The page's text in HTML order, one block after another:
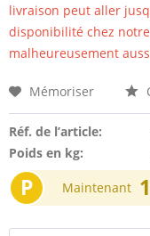
livraison peut aller
disponibilité chez
malheureusement
Mémoriser
Réf. de l’article:
Poids en kg:
P Maintenant